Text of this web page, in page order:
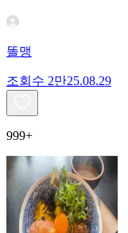
똘맹
조회수 2만25.08.29
999+